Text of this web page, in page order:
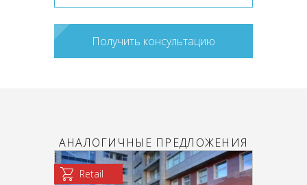
Получить консультацию
АНАЛОГИЧНЫЕ ПРЕДЛОЖЕНИЯ
Retail